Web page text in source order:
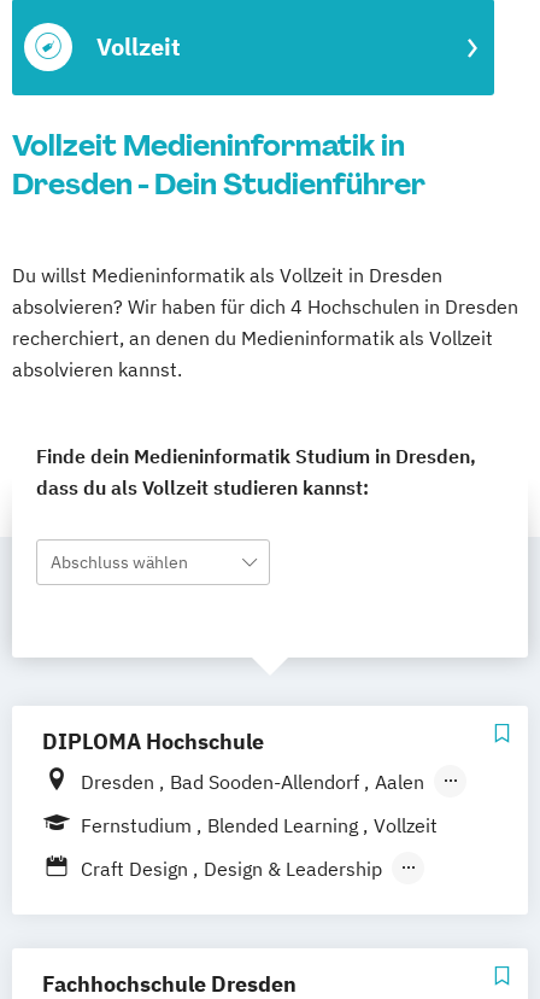
Vollzeit
Vollzeit Medieninformatik in
Dresden - Dein Studienführer
Du willst Medieninformatik als Vollzeit in Dresden
absolvieren? Wir haben für dich 4 Hochschulen in Dresden
recherchiert, an denen du Medieninformatik als Vollzeit
absolvieren kannst.
Finde dein Medieninformatik Studium in Dresden,
dass du als Vollzeit studieren kannst:
Abschluss wählen
DIPLOMA Hochschule
Dresden Bad Sooden-Allendorf
Aalen
Baden-Baden
Berlin
Bonn
Heilbronn Kassel Leipzig Mannheim
München Bochum Kaiserslautern
Wiesbaden Regenstauf Hoyerswerda
Magdeburg Ostfildern
Fernstudium Blended Learning
Vollzeit
Craft Design
Design & Leadership
Informationsdesign – Fachkommunikation
Fachhochschule Dresden